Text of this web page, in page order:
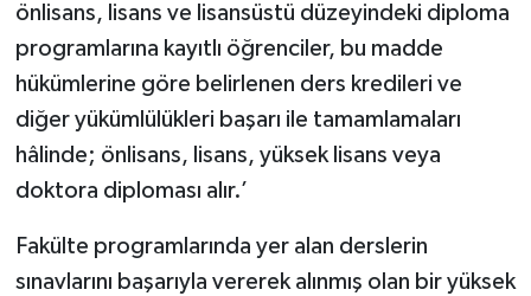
önlisans, lisans ve lisansüstü düzeyindeki diploma
programlarına kayıtlı öğrenciler, bu madde
hükümlerine göre belirlenen ders kredileri ve
diğer yükümlülükleri başarı ile tamamlamaları
hâlinde; önlisans, lisans, yüksek lisans veya
doktora diploması alır.’
Fakülte programlarında yer alan derslerin
sınavlarını başarıyla vererek alınmış olan bir yüksek